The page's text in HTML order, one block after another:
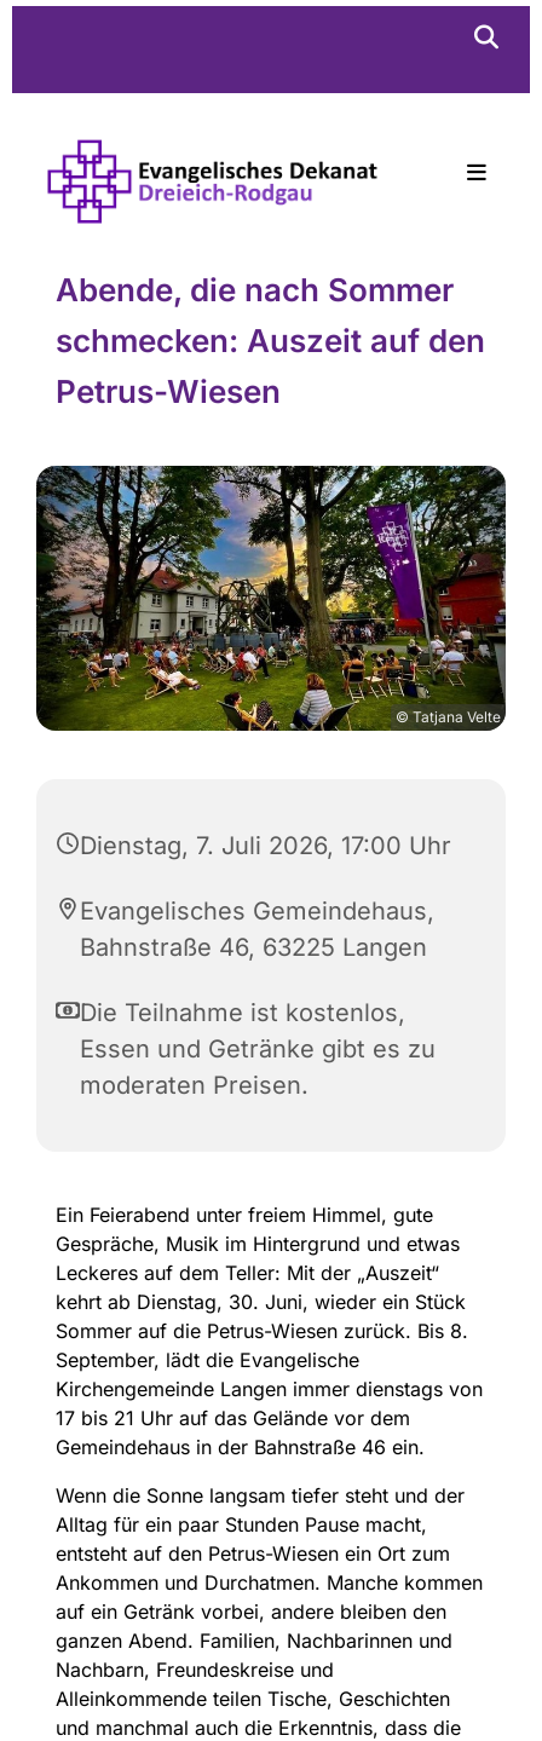
Abende, die nach Sommer
schmecken: Auszeit auf den
Petrus-Wiesen
© Tatjana Velte
Dienstag, 7. Juli 2026, 17:00 Uhr
Evangelisches Gemeindehaus,
Bahnstraße 46, 63225 Langen
Die Teilnahme ist kostenlos,
Essen und Getränke gibt es zu
moderaten Preisen.
Ein Feierabend unter freiem Himmel, gute
Gespräche, Musik im Hintergrund und etwas
Leckeres auf dem Teller: Mit der „Auszeit“
kehrt ab Dienstag, 30. Juni, wieder ein Stück
Sommer auf die Petrus-Wiesen zurück. Bis 8.
September, lädt die Evangelische
Kirchengemeinde Langen immer dienstags von
17 bis 21 Uhr auf das Gelände vor dem
Gemeindehaus in der Bahnstraße 46 ein.
Wenn die Sonne langsam tiefer steht und der
Alltag für ein paar Stunden Pause macht,
entsteht auf den Petrus-Wiesen ein Ort zum
Ankommen und Durchatmen. Manche kommen
auf ein Getränk vorbei, andere bleiben den
ganzen Abend. Familien, Nachbarinnen und
Nachbarn, Freundeskreise und
Alleinkommende teilen Tische, Geschichten
und manchmal auch die Erkenntnis, dass die